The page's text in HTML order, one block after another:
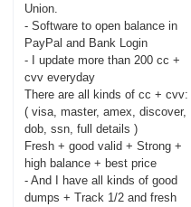
Union.
- Software to open balance in
PayPal and Bank Login
- I update more than 200 cc +
cvv everyday
There are all kinds of cc + cvv:
( visa, master, amex, discover,
dob, ssn, full details )
Fresh + good valid + Strong +
high balance + best price
- And I have all kinds of good
dumps + Track 1/2 and fresh